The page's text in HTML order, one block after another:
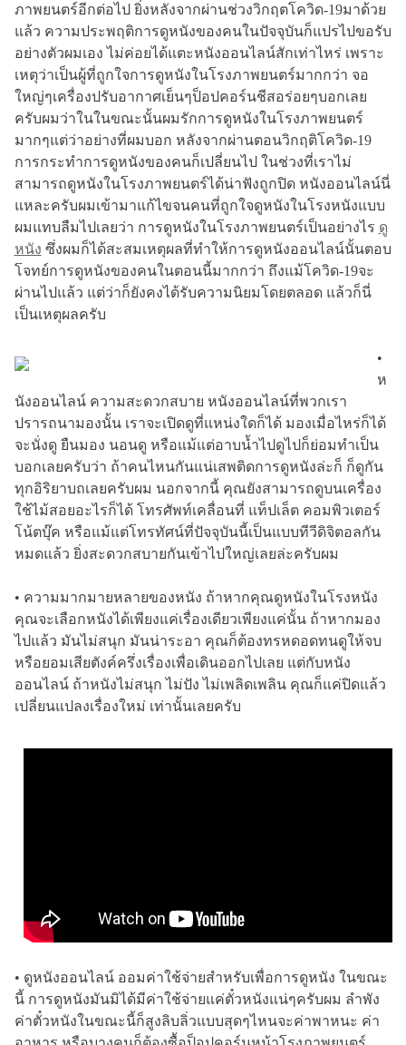
ภาพยนตร์อีกต่อไป ยิ่งหลังจากผ่านช่วงวิกฤตโควิด-19มาด้วย
แล้ว ความประพฤติการดูหนังของคนในปัจจุบันก็แปรไปขอรับ
อย่างตัวผมเอง ไม่ค่อยได้แตะหนังออนไลน์สักเท่าไหร่ เพราะ
เหตุว่าเป็นผู้ที่ถูกใจการดูหนังในโรงภาพยนตร์มากกว่า จอ
ใหญ่ๆเครื่องปรับอากาศเย็นๆป็อปคอร์นชีสอร่อยๆบอกเลย
ครับผมว่าในในขณะนั้นผมรักการดูหนังในโรงภาพยนตร์
มากๆแต่ว่าอย่างที่ผมบอก หลังจากผ่านตอนวิกฤติโควิด-19
การกระทำการดูหนังของคนก็เปลี่ยนไป ในช่วงที่เราไม่
สามารถดูหนังในโรงภาพยนตร์ได้น่าฟังถูกปิด หนังออนไลน์นี่
แหละครับผมเข้ามาแก้ไขจนคนที่ถูกใจดูหนังในโรงหนังแบบ
ผมแทบลืมไปเลยว่า การดูหนังในโรงภาพยนตร์เป็นอย่างไร ดู
หนัง ซึ่งผมก็ได้สะสมเหตุผลที่ทำให้การดูหนังออนไลน์นั้นตอบ
โจทย์การดูหนังของคนในตอนนี้มากกว่า ถึงแม้โควิด-19จะ
ผ่านไปแล้ว แต่ว่าก็ยังคงได้รับความนิยมโดยตลอด แล้วก็นี่
เป็นเหตุผลครับ
•
ห
นังออนไลน์ ความสะดวกสบาย หนังออนไลน์ที่พวกเรา
ปรารถนามองนั้น เราจะเปิดดูที่แหน่งใดก็ได้ มองเมื่อไหร่ก็ได้
จะนั่งดู ยืนมอง นอนดู หรือแม้แต่อาบน้ำไปดูไปก็ย่อมทำเป็น
บอกเลยครับว่า ถ้าคนไหนกันแน่เสพติดการดูหนังล่ะก็ ก็ดูกัน
ทุกอิริยาบถเลยครับผม นอกจากนี้ คุณยังสามารถดูบนเครื่อง
ใช้ไม้สอยอะไรก็ได้ โทรศัพท์เคลื่อนที่ แท็ปเล็ต คอมพิวเตอร์
โน้ตบุ๊ค หรือแม้แต่โทรทัศน์ที่ปัจจุบันนี้เป็นแบบทีวีดิจิตอลกัน
หมดแล้ว ยิ่งสะดวกสบายกันเข้าไปใหญ่เลยล่ะครับผม
• ความมากมายหลายของหนัง ถ้าหากคุณดูหนังในโรงหนัง
คุณจะเลือกหนังได้เพียงแค่เรื่องเดียวเพียงแค่นั้น ถ้าหากมอง
ไปแล้ว มันไม่สนุก มันน่าระอา คุณก็ต้องทรหดอดทนดูให้จบ
หรือยอมเสียตังค์ครึ่งเรื่องเพื่อเดินออกไปเลย แต่กับหนัง
ออนไลน์ ถ้าหนังไม่สนุก ไม่ปัง ไม่เพลิดเพลิน คุณก็แค่ปิดแล้ว
เปลี่ยนแปลงเรื่องใหม่ เท่านั้นเลยครับ
• ดูหนังออนไลน์ ออมค่าใช้จ่ายสำหรับเพื่อการดูหนัง ในขณะ
นี้ การดูหนังมันมิได้มีค่าใช้จ่ายแค่ตั๋วหนังแน่ๆครับผม ลำพัง
ค่าตั๋วหนังในขณะนี้ก็สูงลิบลิ่วแบบสุดๆไหนจะค่าพาหนะ ค่า